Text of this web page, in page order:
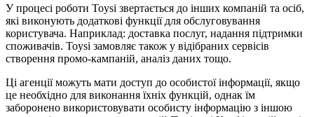
У процесі роботи Toysi звертається до інших компаній та осіб,
які виконують додаткові функції для обслуговування
користувача. Наприклад: доставка послуг, надання підтримки
споживачів. Toysi замовляє також у відібраних сервісів
створення промо-кампаній, аналіз даних тощо.
Ці агенції можуть мати доступ до особистої інформації, якщо
це необхідно для виконання їхніх функцій, однак їм
заборонено використовувати особисту інформацію з іншою